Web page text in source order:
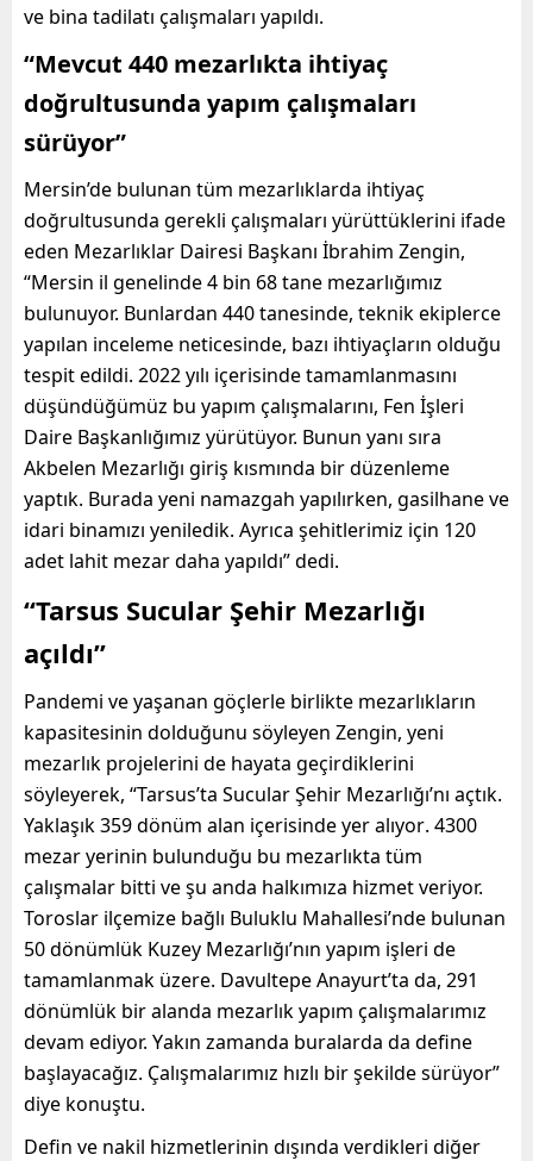
ve bina tadilatı çalışmaları yapıldı.
“Mevcut 440 mezarlıkta ihtiyaç
doğrultusunda yapım çalışmaları
sürüyor”
Mersin’de bulunan tüm mezarlıklarda ihtiyaç
doğrultusunda gerekli çalışmaları yürüttüklerini ifade
eden Mezarlıklar Dairesi Başkanı İbrahim Zengin,
“Mersin il genelinde4 bin 68 tane mezarlığımız
bulunuyor. Bunlardan 440 tanesinde, teknik ekiplerce
yapılan inceleme neticesinde, bazı ihtiyaçların olduğu
tespit edildi. 2022 yılı içerisinde tamamlanmasını
düşündüğümüz bu yapım çalışmalarını, Fen İşleri
Daire Başkanlığımız yürütüyor. Bunun yanı sıra
Akbelen Mezarlığı giriş kısmında bir düzenleme
yaptık. Burada yeni namazgah yapılırken, gasilhaneve
idari binamızı yeniledik. Ayrıca şehitlerimiz için 120
adet lahit mezardaha yapıldı”dedi.
“Tarsus Sucular Şehir Mezarlığı
açıldı”
Pandemi ve yaşanan göçlerle birlikte mezarlıkların
kapasitesinin dolduğunu söyleyen Zengin, yeni
mezarlık projelerini de hayata geçirdiklerini
söyleyerek, “Tarsus’ta SucularŞehir Mezarlığı’nı açtık.
Yaklaşık 359dönüm alan içerisindeyer alıyor. 4300
mezar yerinin bulunduğu bu mezarlıkta tüm
çalışmalar bitti ve şu anda halkımıza hizmet veriyor.
Toroslar ilçemize bağlı Buluklu Mahallesi’nde bulunan
50 dönümlük Kuzey Mezarlığı’nın yapım işleri de
tamamlanmak üzere. DavultepeAnayurt’ta da, 291
dönümlük bir alanda mezarlık yapım çalışmalarımız
devam ediyor. Yakın zamanda buralarda da define
başlayacağız. Çalışmalarımız hızlı bir şekildesürüyor”
diye konuştu.
Defin ve nakil hizmetlerinin dışında verdikleri diğer